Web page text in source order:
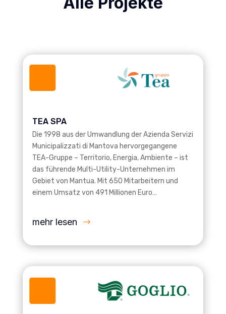
TEA SPA
Die 1998 aus der Umwandlung der Azienda Servizi
Municipalizzati di Mantova hervorgegangene
TEA-Gruppe – Territorio, Energia, Ambiente – ist
das führende Multi-Utility-Unternehmen im
Gebiet von Mantua. Mit 650 Mitarbeitern und
einem Umsatz von 491 Millionen Euro…
mehr lesen